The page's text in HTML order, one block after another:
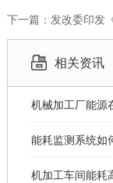
下一篇：发改委印发
相关资讯
机械加工厂能源